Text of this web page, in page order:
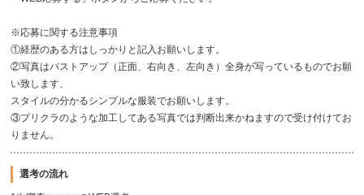
※応募に関する注意事項
①経歴のある方はしっかりと記入お願いします。
②写真はバストアップ（正面、右向き、左向き）全身が写っているものでお願
い致します、
スタイルの分かるシンプルな服装でお願いします。
③プリクラのような加工してある写真では判断出来かねますので受け付けてお
りません。
選考の流れ